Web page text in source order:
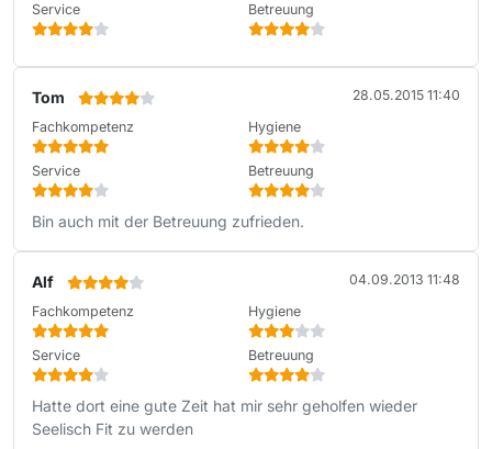
Service Betreuung
Tom
28.05.2015 11:40
Fachkompetenz
Hygiene
Service Betreuung
Bin auch mit der Betreuung zufrieden.
Alf
04.09.2013 11:48
Fachkompetenz
Hygiene
Service Betreuung
Hatte dort eine gute Zeit hat mir sehr geholfen wieder
Seelisch Fit zu werden